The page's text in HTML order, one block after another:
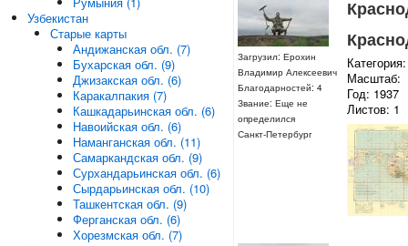
Загрузил: Ерохин
Владимир Алексеевич
Благодарностей: 4
Звание: Еще не
определился
Санкт-Петербург
Масштаб:
Год: 1937
Листов: 1
Узбекистан
Старые карты
Андижанская обл. (7)
Бухарская обл. (9)
Джизакская обл. (6)
Каракалпакия (7)
Кашкадарьинская обл. (6)
Навоийская обл. (6)
Наманганская обл. (11)
Самаркандская обл. (9)
Сурхандарьинская обл. (6)
Сырдарьинская обл. (10)
Ташкентская обл. (9)
Ферганская обл. (6)
Хорезмская обл. (7)